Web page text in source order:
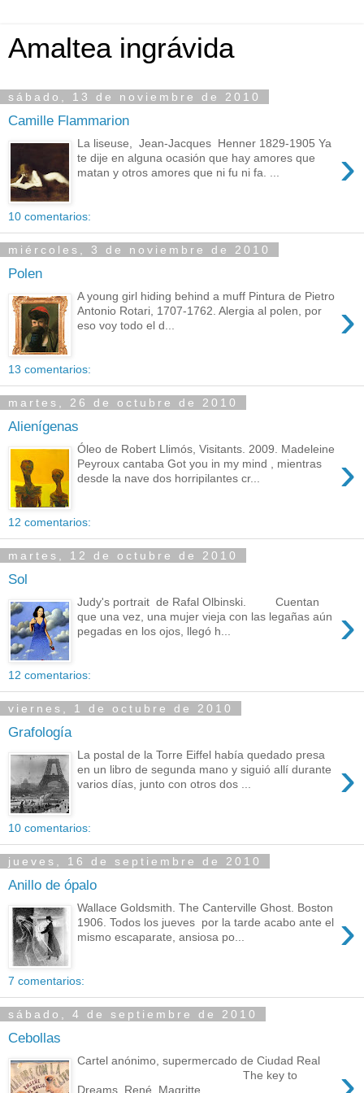
Amaltea ingrávida
sábado, 13 de noviembre de 2010
Camille Flammarion
›
La liseuse, Jean-Jacques Henner 1829-1905 Ya
te dije en alguna ocasión que hay amores que
matan y otros amores que ni fu ni fa. ...
10 comentarios:
miércoles, 3 de noviembre de 2010
Polen
›
A young girl hiding behind a muff Pintura de Pietro
Antonio Rotari, 1707-1762. Alergia al polen, por
eso voy todo el d...
13 comentarios:
martes, 26 de octubre de 2010
Alienígenas
›
Óleo de Robert Llimós, Visitants. 2009. Madeleine
Peyroux cantaba Got you in my mind , mientras
desde la nave dos horripilantes cr...
12 comentarios:
martes, 12 de octubre de 2010
Sol
›
Judy's portrait de Rafal Olbinski. Cuentan
que una vez, una mujer vieja con las legañas aún
pegadas en los ojos, llegó h...
12 comentarios:
viernes, 1 de octubre de 2010
Grafología
›
La postal de la Torre Eiffel había quedado presa
en un libro de segunda mano y siguió allí durante
varios días, junto con otros dos ...
10 comentarios:
jueves, 16 de septiembre de 2010
Anillo de ópalo
›
Wallace Goldsmith. The Canterville Ghost. Boston
1906. Todos los jueves por la tarde acabo ante el
mismo escaparate, ansiosa po...
7 comentarios:
sábado, 4 de septiembre de 2010
Cebollas
Cartel anónimo, supermercado de Ciudad Real
The key to
Dreams. René Magritte....